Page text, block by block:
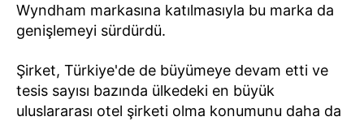
Wyndham markasına katılmasıyla bu marka da
genişlemeyi sürdürdü.
Şirket, Türkiye'de de büyümeye devam etti ve
tesis sayısı bazında ülkedeki en büyük
uluslararası otel şirketi olma konumunu daha da